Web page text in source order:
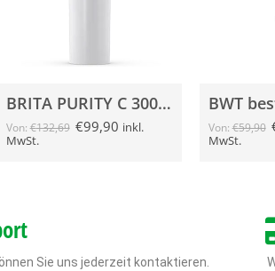
BRITA PURITY C 300 Quell ST Wasserfilterkartusche
Von: €132,69 €99,90 inkl.
MwSt.
Von: €59,90
MwSt.
Sie uns jederzeit kontaktieren.